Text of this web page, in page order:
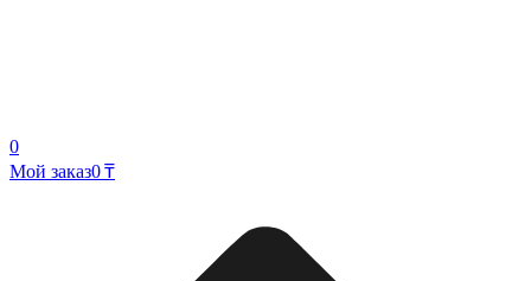
0
Мой заказ0 ₸